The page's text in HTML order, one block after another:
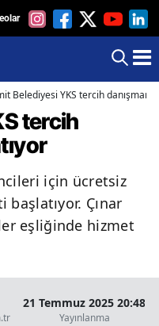
Belediyesi YKS tercih
tercih
için ücretsiz
başlatıyor. Çınar
eşliğinde hizmet
21 Temmuz 2025 20:48
Yayınlanma